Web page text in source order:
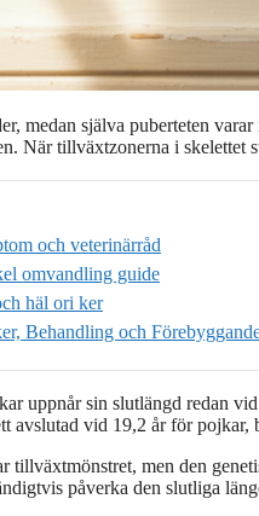
medan själva puberteten
När tillväxtzonerna i skelettet
och veterinärråd
omvandling guide
häl ori ker
Behandling och
uppnår sin slutlängd redan
avslutad vid 19,2 år för pojkar,
tillväxtmönstret, men den
påverka den slutliga